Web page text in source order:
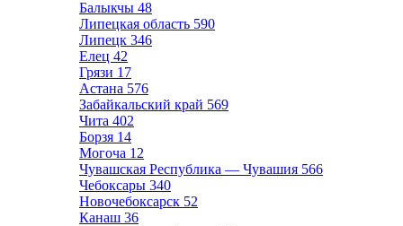
Балыкчы 48
Липецкая область 590
Липецк 346
Елец 42
Грязи 17
Астана 576
Забайкальский край 569
Чита 402
Борзя 14
Могоча 12
Чувашская Республика — Чувашия 566
Чебоксары 340
Новочебоксарск 52
Канаш 36